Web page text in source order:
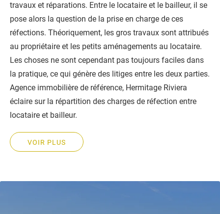
travaux et réparations. Entre le locataire et le bailleur, il se
pose alors la question de la prise en charge de ces
réfections. Théoriquement, les gros travaux sont attribués
au propriétaire et les petits aménagements au locataire.
Les choses ne sont cependant pas toujours faciles dans
la pratique, ce qui génère des litiges entre les deux parties.
Agence immobilière de référence, Hermitage Riviera
éclaire sur la répartition des charges de réfection entre
locataire et bailleur.
VOIR PLUS